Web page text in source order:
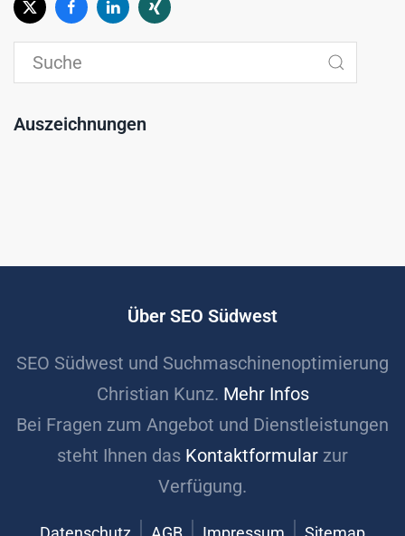
Auszeichnungen
Über SEO Südwest
SEO Südwest und Suchmaschinenoptimierung
Christian Kunz. Mehr Infos
Bei Fragen zum Angebot und Dienstleistungen
steht Ihnen das Kontaktformular zur
Verfügung.